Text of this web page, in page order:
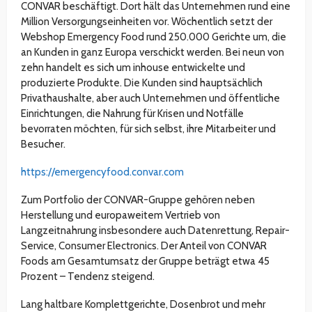
CONVAR beschäftigt. Dort hält das Unternehmen rund eine
Million Versorgungseinheiten vor. Wöchentlich setzt der
Webshop Emergency Food rund 250.000 Gerichte um, die
an Kunden in ganz Europa verschickt werden. Bei neun von
zehn handelt es sich um inhouse entwickelte und
produzierte Produkte. Die Kunden sind hauptsächlich
Privathaushalte, aber auch Unternehmen und öffentliche
Einrichtungen, die Nahrung für Krisen und Notfälle
bevorraten möchten, für sich selbst, ihre Mitarbeiter und
Besucher.
https://emergencyfood.convar.com
Zum Portfolio der CONVAR-Gruppe gehören neben
Herstellung und europaweitem Vertrieb von
Langzeitnahrung insbesondere auch Datenrettung, Repair-
Service, Consumer Electronics. Der Anteil von CONVAR
Foods am Gesamtumsatz der Gruppe beträgt etwa 45
Prozent – Tendenz steigend.
Lang haltbare Komplettgerichte, Dosenbrot und mehr